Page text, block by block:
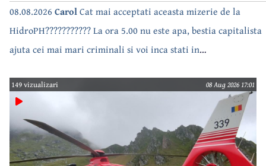
08.08.2026 CarolCat mai acceptati aceasta mizerie de la
HidroPH??????????? La ora 5.00 nu este apa, bestia capitalista
ajuta cei mai mari criminali si voi inca stati in
149 vizualizari 08 Aug 2026 17:01